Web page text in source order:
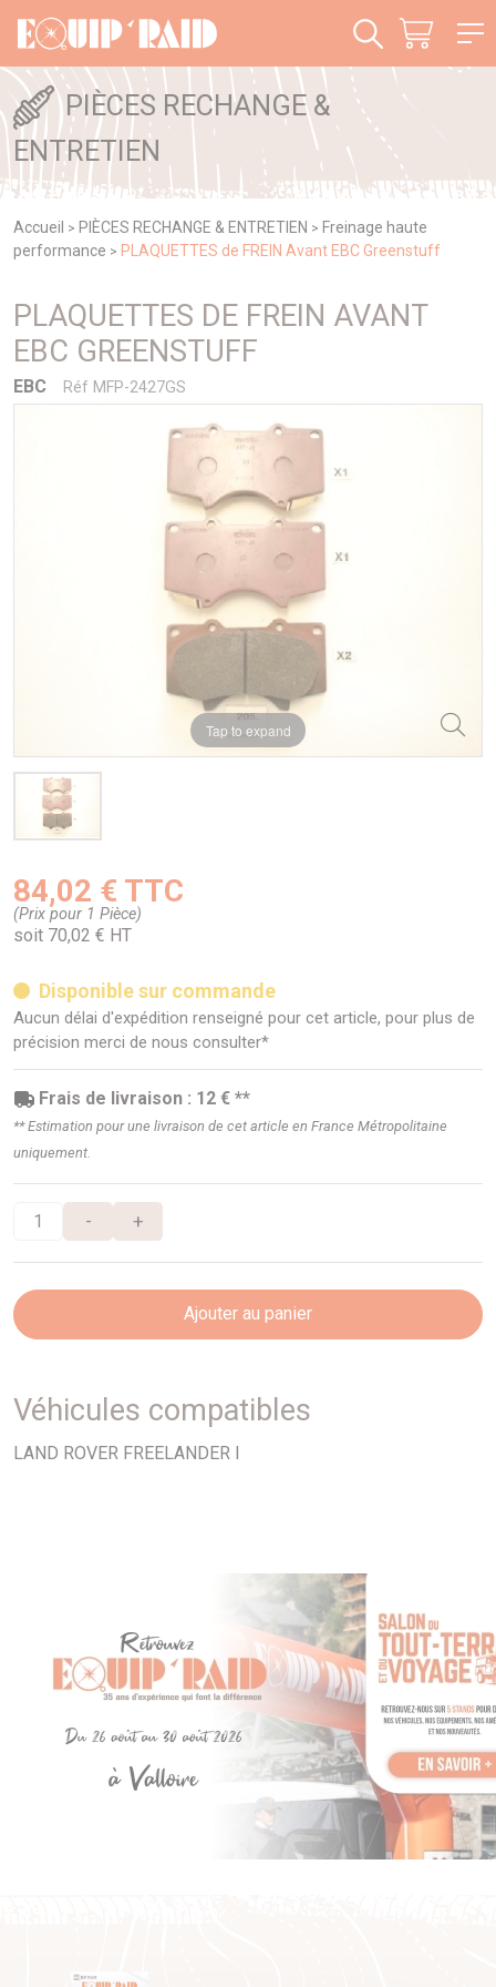
PIÈCES RECHANGE &
ENTRETIEN
Accueil > PIÈCES RECHANGE & ENTRETIEN > Freinage haute
performance > PLAQUETTES de FREIN Avant EBC Greenstuff
PLAQUETTES DE FREIN AVANT
EBC GREENSTUFF
EBC Réf MFP-2427GS
Tap to expand
84,02 € TTC
(Prix pour 1 Pièce)
soit 70,02 € HT
Disponible sur commande
Aucun délai d'expédition renseigné pour cet article, pour plus de
précision merci de nous consulter*
Frais de livraison : 12 € **
** Estimation pour une livraison de cet article en France Métropolitaine
uniquement.
- +
Ajouter au panier
Véhicules compatibles
LAND ROVER FREELANDER I
Panneau de gestion des cookies